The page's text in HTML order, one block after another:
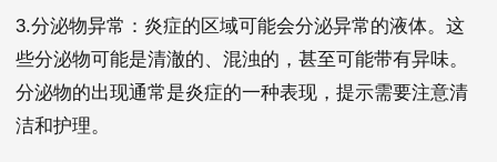
3.分泌物异常：炎症的区域可能会分泌异常的液体。这
些分泌物可能是清澈的、混浊的，甚至可能带有异味。
分泌物的出现通常是炎症的一种表现，提示需要注意清
洁和护理。